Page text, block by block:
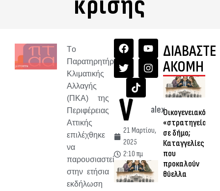
Tο
Παρατηρητήριο
Κλιματικής
Αλλαγής
(ΠΚΑ) της
Περιφέρειας
Αττικής
επιλέχθηκε
να
παρουσιαστεί
στην ετήσια
εκδήλωση
alex
21 Μαρτίου,
2025
2:10 πμ
ΔΙΑΒΑΣΤΕ
ΑΚΟΜΗ
Οικογενειακό
«στρατηγείο»
σε δήμο;
Καταγγελίες
που
προκαλούν
θύελλα